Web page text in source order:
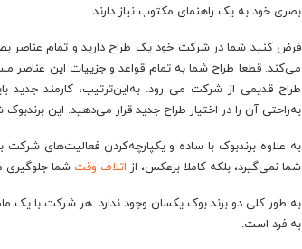
بصری خود به یک راهنمای مکتوب نیاز دارند.
فرض کنید شما در شرکت خود یک طراح دارید و تمام عناصر
می‌کند. قطعا طراح شما به تمام قواعد و جزییات این
طراح قدیمی از شرکت می رود. به‌این‌ترتیب، کارمند جدید
به‌راحتی آن را در اختیار طراح جدید قرار می‌دهید. این
به علاوه برند‌بوک با ساده و‌ یکپارچه‌کردن فعالیت‌های
شما نمی‌گیرد، بلکه کاملا برعکس، از اتلاف وقت شما جلوگیری
به طور کلی دو برند بوک یکسان وجود ندارد. هر شرکت با یک
به فرد است.